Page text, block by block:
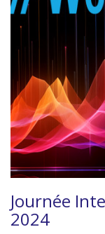
Journée
2024